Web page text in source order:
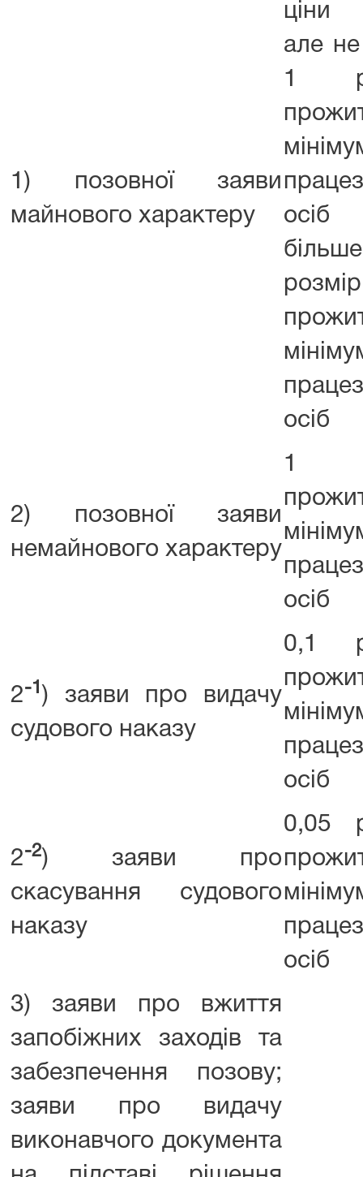
1) позовної заяви
майнового характеру
ціни
але
1
осіб
2) позовної заяви
немайнового характеру
1
осіб
2-1) заяви про видачу
судового наказу
0,1
осіб
2-2) заяви про
скасування судового
наказу
0,05
осіб
3) заяви про вжиття
запобіжних заходів та
забезпечення позову;
заяви про видачу
виконавчого документа